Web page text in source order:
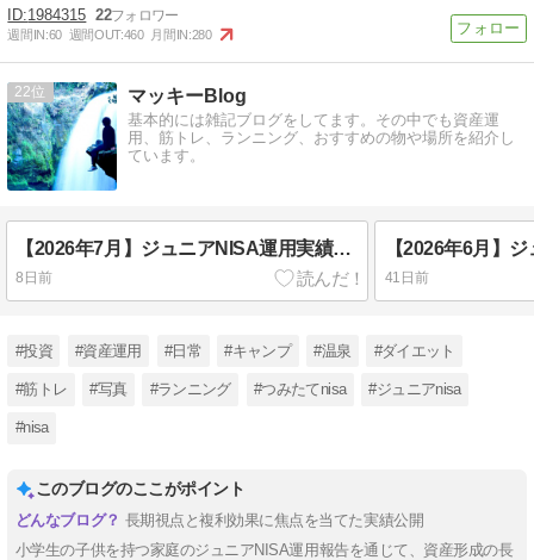
1984315 22
週間IN:60 週間OUT:460 月間IN:280
22 マッキーBlog
基本的には雑記ブログをしてます。その中でも資産運
用、筋トレ、ランニング、おすすめの物や場所を紹介し
ています。
【2026年7月】ジュニアNISA運用実績｜追加投資なしで放置した結果を38歳医療職が公開
8日前 41日前
#投資 #資産運用 #日常 #キャンプ #温泉 #ダイエット
#筋トレ #写真 #ランニング #つみたてnisa #ジュニアnisa
#nisa
このブログのここがポイント
長期視点と複利効果に焦点を当てた実績公開
小学生の子供を持つ家庭のジュニアNISA運用報告を通じて、資産形成の長